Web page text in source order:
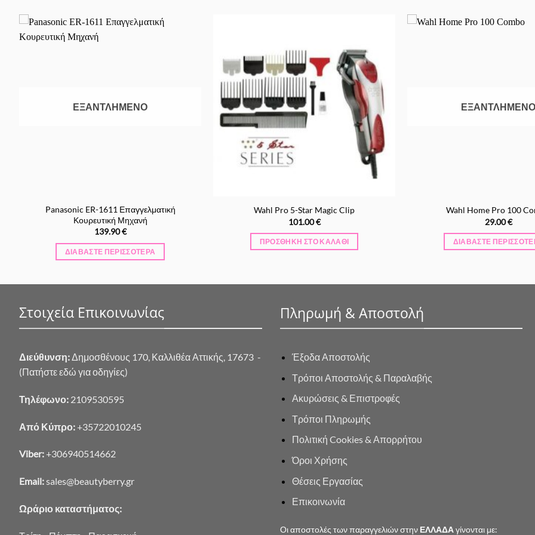
ΕΞΑΝΤΛΗΜΈΝΟ
Panasonic ER-1611 Επαγγελματική
Κουρευτική Μηχανή
139.90€
ΔΙΑΒΆΣΤΕ ΠΕΡΙΣΣΌΤΕΡΑ
στα
Αγαπημένα
Wahl Pro 5-Star Magic Clip
101.00€
ΠΡΟΣΘΉΚΗ ΣΤΟ ΚΑΛΆΘΙ
ΕΞΑΝΤΛΗΜΈΝΟ
Wahl Home Pro 100
29.00€
ΔΙΑΒΆΣΤΕ
Στοιχεία Επικοινωνίας
Διεύθυνση:Δημοσθένους 170, Καλλιθέα Αττικής, 17673 -
(Πατήστε εδώ για οδηγίες)
Τηλέφωνο: 2109530595
Από Κύπρο:+35722010245
Viber:+306940514662
Email:sales@beautyberry.gr
Ωράριο καταστήματος:
Πληρωμή & Αποστολή
Έξοδα Αποστολής
Τρόποι Αποστολής & Παραλαβής
Ακυρώσεις & Επιστροφές
Τρόποι Πληρωμής
Πολιτική Cookies & Απορρήτου
Όροι Χρήσης
Θέσεις Εργασίας
Επικοινωνία
Οι αποστολές των παραγγελιών στην ΕΛΛΑΔΑγίνονται με: